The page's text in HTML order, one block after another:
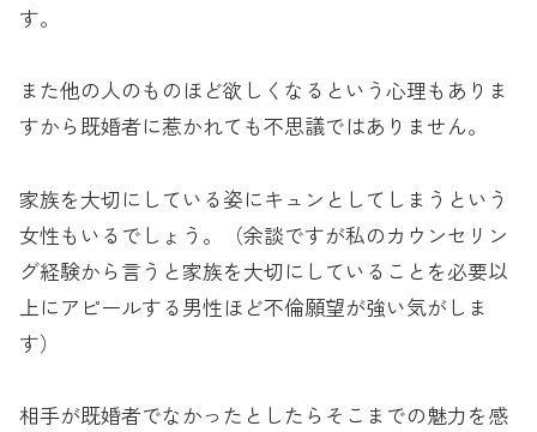
す。
また他の人のものほど欲しくなるという心理もありま
すから既婚者に惹かれても不思議ではありません。
家族を大切にしている姿にキュンとしてしまうという
女性もいるでしょう。（余談ですが私のカウンセリン
グ経験から言うと家族を大切にしていることを必要以
上にアピールする男性ほど不倫願望が強い気がしま
す）
相手が既婚者でなかったとしたらそこまでの魅力を感